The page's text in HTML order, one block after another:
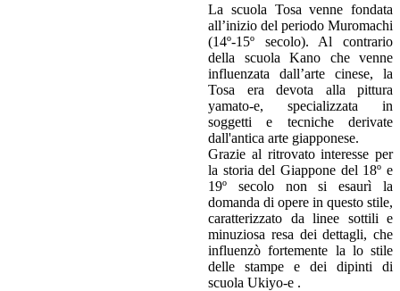
La scuola Tosa venne fondata
all’inizio del periodo Muromachi
(14º-15º secolo). Al contrario
della scuola Kano che venne
influenzata dall’arte cinese, la
Tosa era devota alla pittura
yamato-e, specializzata in
soggetti e tecniche derivate
dall'antica arte giapponese.
Grazie al ritrovato interesse per
la storia del Giappone del 18º e
19º secolo non si esaurì la
domanda di opere in questo stile,
caratterizzato da linee sottili e
minuziosa resa dei dettagli, che
influenzò fortemente la lo stile
delle stampe e dei dipinti di
scuola Ukiyo-e .